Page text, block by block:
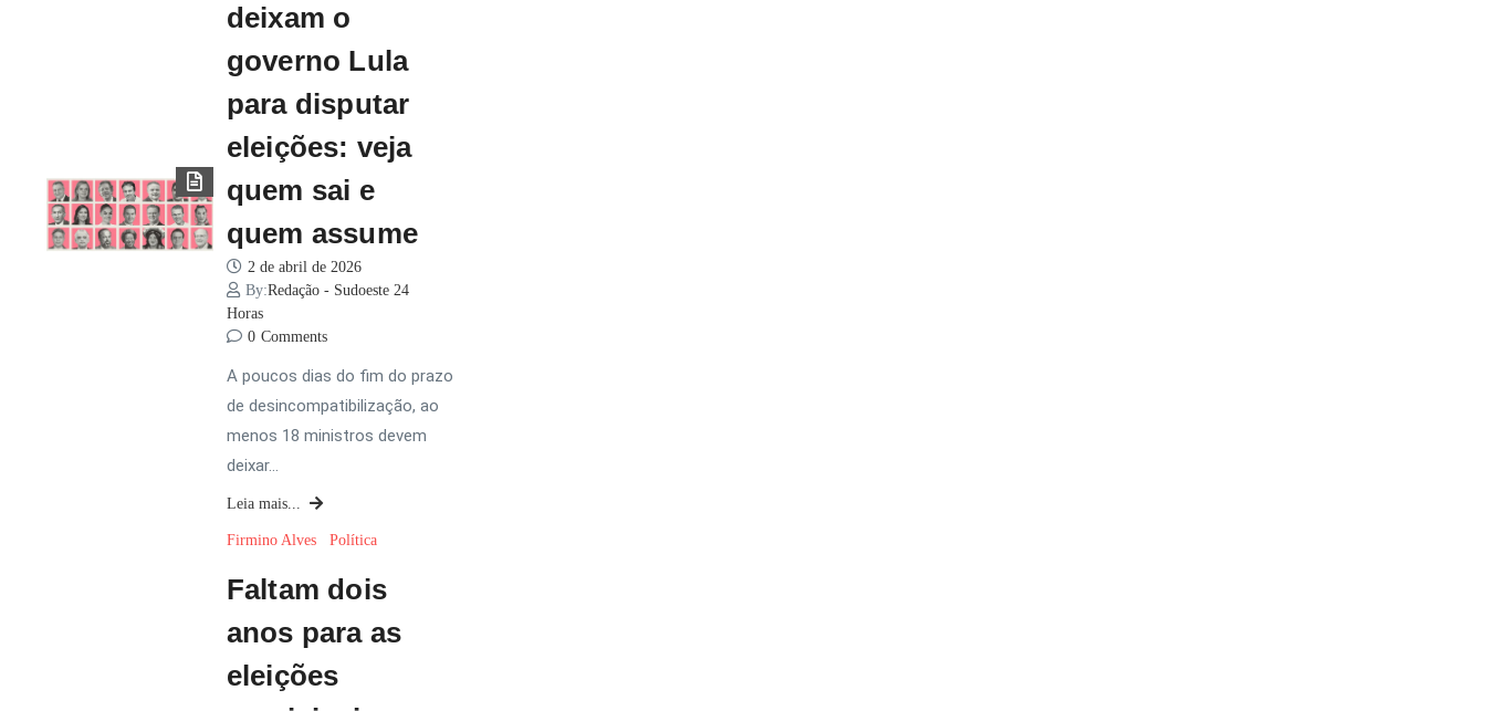
deixam o
governo Lula
para disputar
eleições: veja
quem sai e
quem assume
2 de abril de 2026
By:Redação - Sudoeste 24
Horas
0 Comments
A poucos dias do fim do prazo
de desincompatibilização, ao
menos 18 ministros devem
deixar…
Leia mais...
Firmino Alves Política
Faltam dois
anos para as
eleições